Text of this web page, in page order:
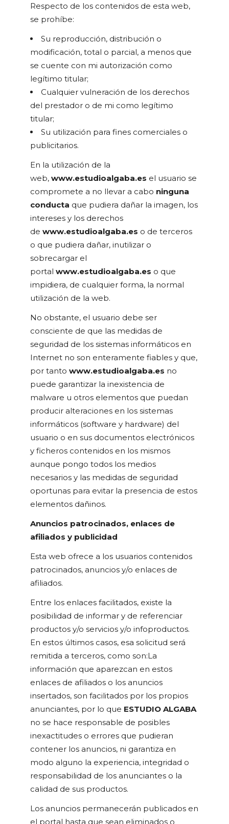
Respecto de los contenidos de esta web,
se prohíbe:
Su reproducción, distribución o
modificación, total o parcial, a menos que
se cuente con mi autorización como
legítimo titular;
Cualquier vulneración de los derechos
del prestador o de mi como legítimo
titular;
Su utilización para fines comerciales o
publicitarios.
En la utilización de la
web, www.estudioalgaba.es el usuario se
compromete a no llevar a cabo ninguna
conducta que pudiera dañar la imagen, los
intereses y los derechos
de www.estudioalgaba.es o de terceros
o que pudiera dañar, inutilizar o
sobrecargar el
portal www.estudioalgaba.es o que
impidiera, de cualquier forma, la normal
utilización de la web.
No obstante, el usuario debe ser
consciente de que las medidas de
seguridad de los sistemas informáticos en
Internet no son enteramente fiables y que,
por tanto www.estudioalgaba.es no
puede garantizar la inexistencia de
malware u otros elementos que puedan
producir alteraciones en los sistemas
informáticos (software y hardware) del
usuario o en sus documentos electrónicos
y ficheros contenidos en los mismos
aunque pongo todos los medios
necesarios y las medidas de seguridad
oportunas para evitar la presencia de estos
elementos dañinos.
Anuncios patrocinados, enlaces de
afiliados y publicidad
Esta web ofrece a los usuarios contenidos
patrocinados, anuncios y/o enlaces de
afiliados.
Entre los enlaces facilitados, existe la
posibilidad de informar y de referenciar
productos y/o servicios y/o infoproductos.
En estos últimos casos, esa solicitud será
remitida a terceros, como son:La
información que aparezcan en estos
enlaces de afiliados o los anuncios
insertados, son facilitados por los propios
anunciantes, por lo que ESTUDIO ALGABA
no se hace responsable de posibles
inexactitudes o errores que pudieran
contener los anuncios, ni garantiza en
modo alguno la experiencia, integridad o
responsabilidad de los anunciantes o la
calidad de sus productos.
Los anuncios permanecerán publicados en
el portal hasta que sean eliminados o